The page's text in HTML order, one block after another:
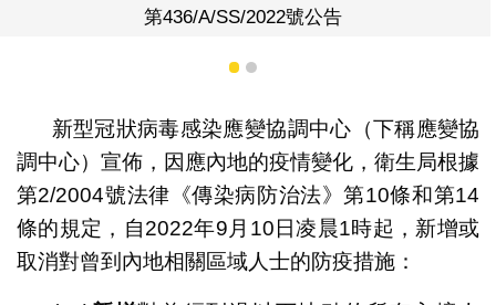
第436/A/SS/2022號公告
1 2
新型冠狀病毒感染應變協調中心（下稱應變協
調中心）宣佈，因應內地的疫情變化，衛生局根據
第2/2004號法律《傳染病防治法》第10條和第14
條的規定，自2022年9月10日凌晨1時起，新增或
取消對曾到內地相關區域人士的防疫措施：